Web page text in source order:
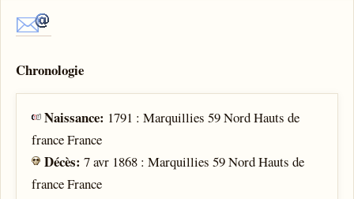
Chronologie
Naissance: 1791 : Marquillies 59 Nord Hauts de
france France
Décès:7 avr 1868 : Marquillies 59 Nord Hauts de
france France